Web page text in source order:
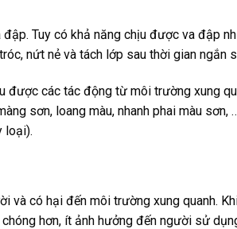
Tuy có khả năng chịu được va đập
nứt nẻ và tách lớp sau thời gian ngắn
các tác động từ môi trường xung
sơn, loang màu, nhanh phai màu sơn,
loại).
và có hại đến môi trường xung quanh.
hơn, ít ảnh hưởng đến người sử